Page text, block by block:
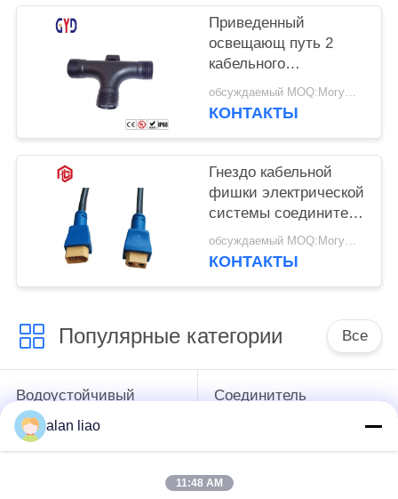
Приведенный
освещающ путь 2
кабельного
соединителя 3 винта
Watertight 3 тип 4 Pin t
обсуждаемый MOQ:Могущий быть предметом переговоров
КОНТАКТЫ
Гнездо кабельной
фишки электрической
системы соединителя
IP68 XT60 поручая
Watertight
обсуждаемый MOQ:Могущий быть предметом переговоров
КОНТАКТЫ
Популярные категории Все
Водоустойчивый
круговой
соединитель
Соединитель
alan liao
11:48 AM